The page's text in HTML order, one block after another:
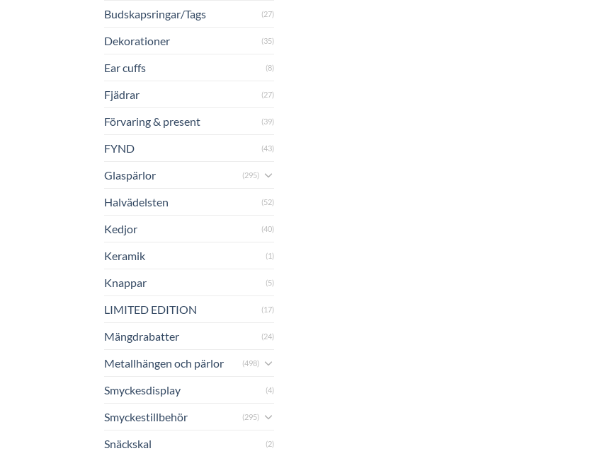
Budskapsringar/Tags (27)
Dekorationer (35)
Ear cuffs (8)
Fjädrar (27)
Förvaring & present (39)
FYND (43)
Glaspärlor (295)
Halvädelsten (52)
Kedjor (40)
Keramik (1)
Knappar (5)
LIMITED EDITION (17)
Mängdrabatter (24)
Metallhängen och pärlor (498)
Smyckesdisplay (4)
Smyckestillbehör (295)
Snäckskal (2)